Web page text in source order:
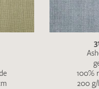
eine individuelle
stellen wollen,
im Feld
100%
200 g/